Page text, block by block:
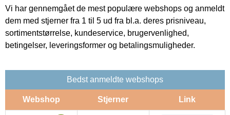
Vi har gennemgået de mest populære webshops og anmeldt
dem med stjerner fra 1 til 5 ud fra bl.a. deres prisniveau,
sortimentstørrelse, kundeservice, brugervenlighed,
betingelser, leveringsformer og betalingsmuligheder.
Bedst anmeldte webshops
Webshop Stjerner Link